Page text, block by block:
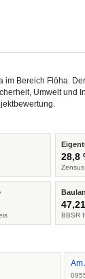
im Bereich Flöha.
Umwelt und
28,8
BBSR
Am